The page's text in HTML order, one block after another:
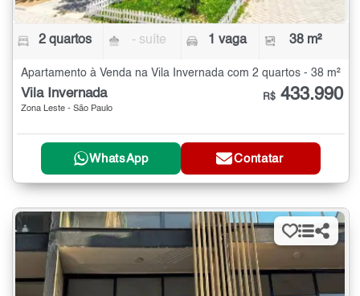
2 quartos - suíte 1 vaga 38 m²
Apartamento à Venda na Vila Invernada com 2 quartos - 38 m²
Vila Invernada
Zona Leste - São Paulo
R$ 433.990
WhatsApp Contatar